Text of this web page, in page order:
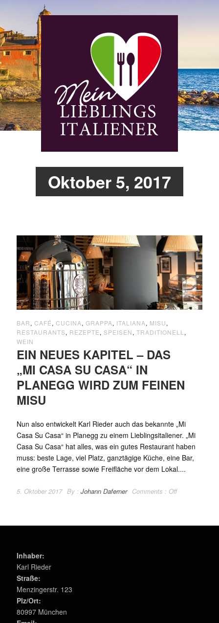
Oktober 5, 2017
BAR, CAFÉ, CUCINA, GRAPPA, ITALIANA, MISU,
RESTAURANTS, REZEPTE, SPEISEN, TRADITIONELL ,
WEIN
EIN NEUES KAPITEL – DAS
„MI CASA SU CASA“ IN
PLANEGG WIRD ZUM FEINEN
MISU
Nun also entwickelt Karl Rieder auch das bekannte „Mi
Casa Su Casa“ in Planegg zu einem Lieblingsitaliener. „Mi
Casa Su Casa“ hat alles, was ein gutes Restaurant haben
muss: beste Lage, viel Platz, ganztägige Küche, eine Bar,
eine große Terrasse sowie Freifläche vor dem Lokal....
5. Oktober 2017 By : Johann Daferner Comments : Off
Inhaber:
Karl Rieder
Straße:
Menzingerstr. 123
Plz/Ort:
80997 München